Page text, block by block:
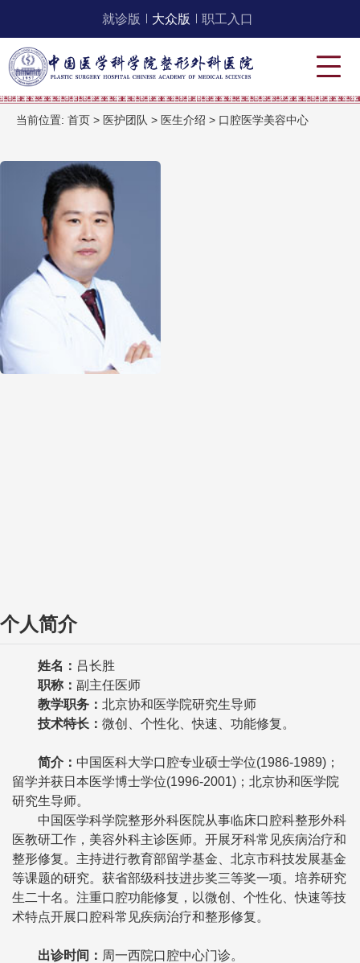
就诊版 大众版 职工入口
当前位置: 首页 > 医护团队 > 医生介绍 > 口腔医学美容中心
个人简介
姓名： 吕长胜
职称 ： 副主任医师
教学职务 ： 北京协和医学院研究生导师
技术特长 ： 微创、个性化、快速、功能修复。
简介 ： 中国医科大学口腔专业硕士学位(1986-1989)；
留学并获日本医学博士学位(1996-2001)；北京协和医学院
研究生导师。
中国医学科学院整形外科医院从事临床口腔科整形外科
医教研工作，美容外科主诊医师。开展牙科常见疾病治疗和
整形修复。主持进行教育部留学基金、北京市科技发展基金
等课题的研究。获省部级科技进步奖三等奖一项。培养研究
生二十名。注重口腔功能修复，以微创、个性化、快速等技
术特点开展口腔科常见疾病治疗和整形修复。
出诊时间 ： 周一西院口腔中心门诊。